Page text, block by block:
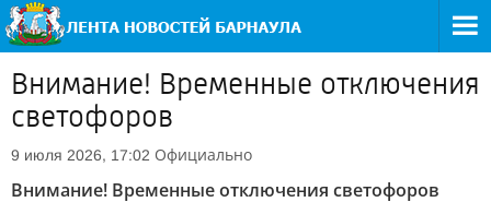
Внимание! Временные отключения
светофоров
9 июля 2026, 17:02 Официально
Внимание! Временные отключения светофоров